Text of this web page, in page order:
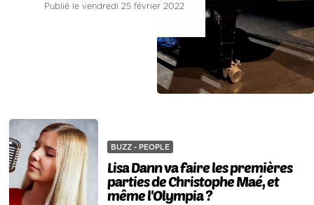
Publié le vendredi 25 février 2022
BUZZ - PEOPLE
Lisa Dann va faire les premières
parties de Christophe Maé, et
même l'Olympia ?